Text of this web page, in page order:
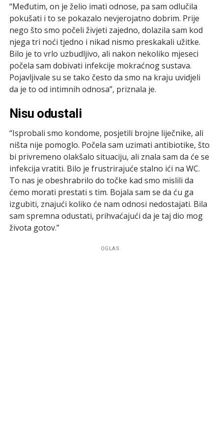
“Međutim, on je želio imati odnose, pa sam odlučila
pokušati i to se pokazalo nevjerojatno dobrim. Prije
nego što smo počeli živjeti zajedno, dolazila sam kod
njega tri noći tjedno i nikad nismo preskakali užitke.
Bilo je to vrlo uzbudljivo, ali nakon nekoliko mjeseci
počela sam dobivati infekcije mokraćnog sustava.
Pojavljivale su se tako često da smo na kraju uvidjeli
da je to od intimnih odnosa”, priznala je.
Nisu odustali
“Isprobali smo kondome, posjetili brojne liječnike, ali
ništa nije pomoglo. Počela sam uzimati antibiotike, što
bi privremeno olakšalo situaciju, ali znala sam da će se
infekcija vratiti. Bilo je frustrirajuće stalno ići na WC.
To nas je obeshrabrilo do točke kad smo mislili da
ćemo morati prestati s tim. Bojala sam se da ću ga
izgubiti, znajući koliko će nam odnosi nedostajati. Bila
sam spremna odustati, prihvaćajući da je taj dio mog
života gotov.”
OGLAS